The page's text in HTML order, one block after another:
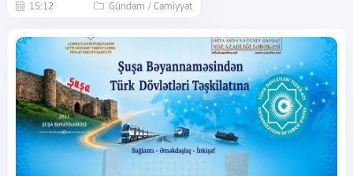
15:12 Gündəm / Cəmiyyət